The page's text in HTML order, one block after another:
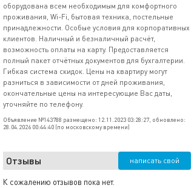
оборудована всем необходимым для комфортного
проживания, Wi-Fi, бытовая техника, постельные
принадлежности. Особые условия для корпоративных
клиентов. Наличный и безналичный расчёт,
возможность оплаты на карту. Предоставляется
полный пакет отчётных документов для бухгалтерии.
Гибкая система скидок. Цены на квартиру могут
разниться в зависимости от дней проживания,
окончательные цены на интересующие Вас даты,
уточняйте по телефону.
Объявление №143788 размещено: 12.11.2023 03:28:27, обновлено:
28.04.2026 00:44:40 (по московскому времени)
Отзывы написать свой
К сожалению отзывов пока нет.